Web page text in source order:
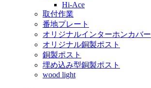
Hi-Ace
取付作業
番地プレート
オリジナルインターホンカバー
オリジナル銅製ポスト
銅製ポスト
埋め込み型銅製ポスト
wood light